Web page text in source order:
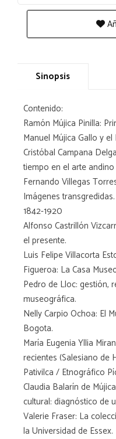
Sinopsis
Contenido:
Ramón Mújica Pinilla:
Manuel Mújica Gallo y el
Cristóbal Campana
tiempo en el arte andino
Fernando Villegas
Imágenes
1842-1920
Alfonso Castrillón
el presente.
Luis Felipe Villacorta
Figueroa: La Casa
Pedro de Lloc: gestión,
museográfica.
Nelly Carpio Ochoa: El
Bogota.
María Eugenia Yllia
recientes (Salesiano de
Pativilca / Etnográfico
Claudia Balarín de
cultural: diagnóstico de
Valerie Fraser: La
la Universidad de Essex.